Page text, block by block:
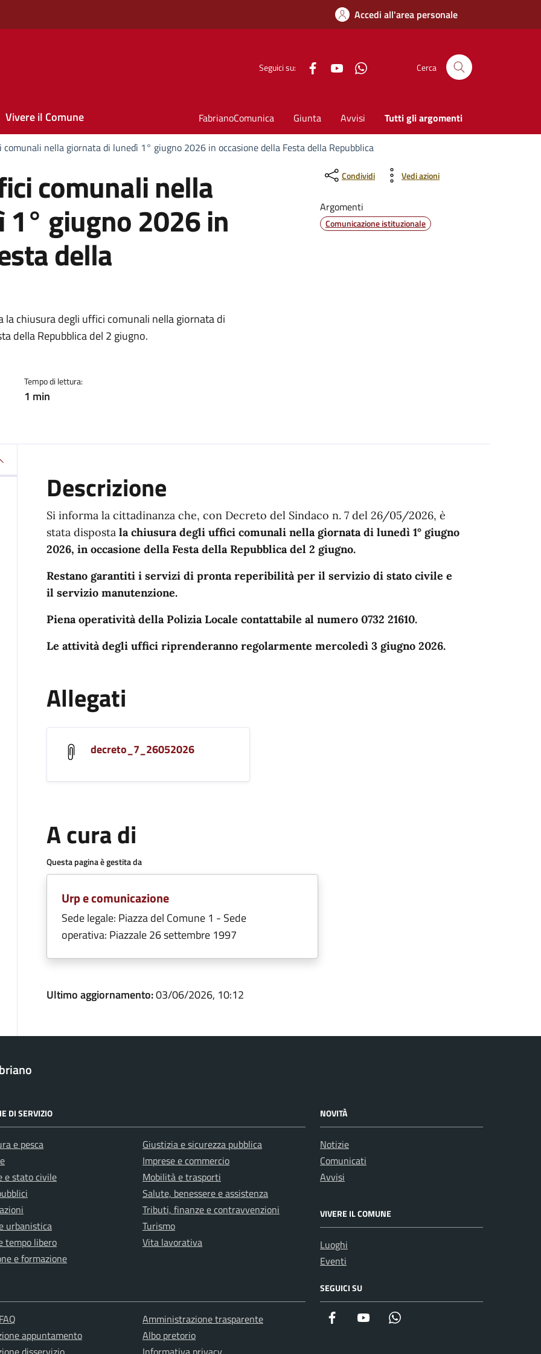
Accedi all'area personale
Seguici su: FacebookYouTube Cerca
Vivere il Comune FabrianoComunica Giunta Avvisi Tutti gli argomenti
nella giornata di lunedì 1° giugno 2026 in occasione della Festa della Repubblica
comunali nella
giugno 2026 in
della
chiusura degli uffici comunali nella giornata di
della Repubblica del 2 giugno.
Tempo di lettura:
1 min
Condividi Vedi azioni
Argomenti
Comunicazione istituzionale
Descrizione
Si informa la cittadinanza che, con Decreto del Sindaco n. 7 del 26/05/2026, è
stata disposta la chiusura degli uffici comunali nella giornata di lunedì 1° giugno
2026, in occasione della Festa della Repubblica del 2 giugno.
Restano garantiti i servizi di pronta reperibilità per il servizio di stato civile e
il servizio manutenzione.
Piena operatività della Polizia Locale contattabile al numero 0732 21610.
Le attività degli uffici riprenderanno regolarmente mercoledì 3 giugno 2026.
Allegati
decreto_7_26052026
A cura di
Questa pagina è gestita da
Urp e comunicazione
Sede legale: Piazza del Comune 1 - Sede
operativa: Piazzale 26 settembre 1997
Ultimo aggiornamento:03/06/2026, 10:12
DI SERVIZIO
e pesca
e stato civile
urbanistica
tempo libero
e formazione
Giustizia e sicurezza pubblica
Imprese e commercio
Mobilità e trasporti
Salute, benessere e assistenza
Tributi, finanze e contravvenzioni
Turismo
Vita lavorativa
NOVITÀ
Notizie
Comunicati
Avvisi
VIVERE IL COMUNE
Luoghi
Eventi
appuntamento
Amministrazione trasparente
Albo pretorio
SEGUICI SU
Facebook YouTube